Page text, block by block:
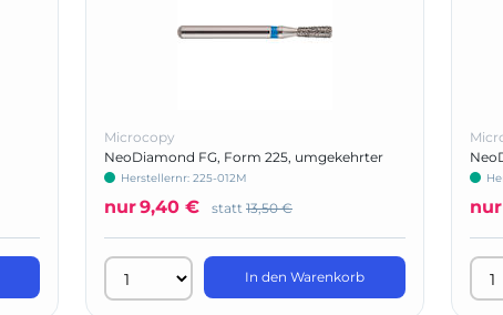
Microcopy
NeoDiamond FG, Form 225, umgekehrter
KegelHerstellernr: 225-012M
nur9,40 € statt 13,50 €
In den Warenkorb
flach
nur